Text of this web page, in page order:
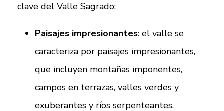
clave del Valle Sagrado:
Paisajes impresionantes: el valle se
caracteriza por paisajes impresionantes,
que incluyen montañas imponentes,
campos en terrazas, valles verdes y
exuberantes y ríos serpenteantes.